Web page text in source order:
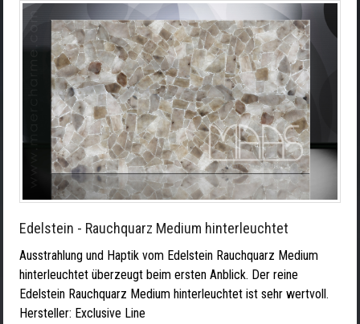
Edelstein - Rauchquarz Medium hinterleuchtet
Ausstrahlung und Haptik vom Edelstein Rauchquarz Medium
hinterleuchtet überzeugt beim ersten Anblick. Der reine
Edelstein Rauchquarz Medium hinterleuchtet ist sehr wertvoll.
Hersteller: Exclusive Line